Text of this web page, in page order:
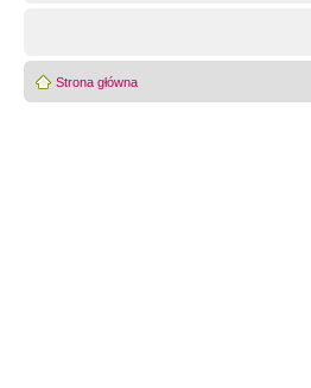
Strona główna